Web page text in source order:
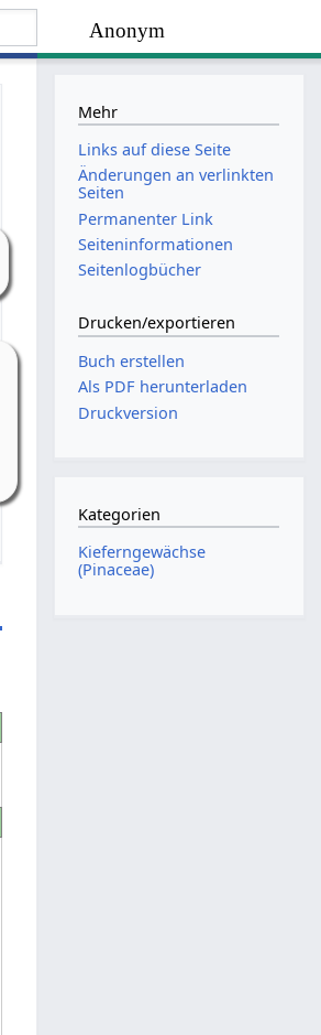
Anonym
Mehr
Links auf diese Seite
Änderungen an verlinkten
Seiten
Permanenter Link
Seiten­­informationen
Seitenlogbücher
Drucken/­exportieren
Buch erstellen
Als PDF herunterladen
Druckversion
Kategorien
Kieferngewächse
(Pinaceae)